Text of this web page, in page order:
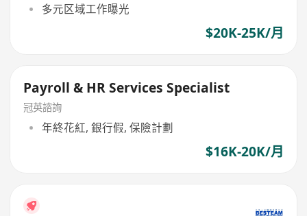
多元区域工作曝光
$20K-25K/月
Payroll & HR Services Specialist
冠英諮詢
年終花紅, 銀行假, 保險計劃
$16K-20K/月